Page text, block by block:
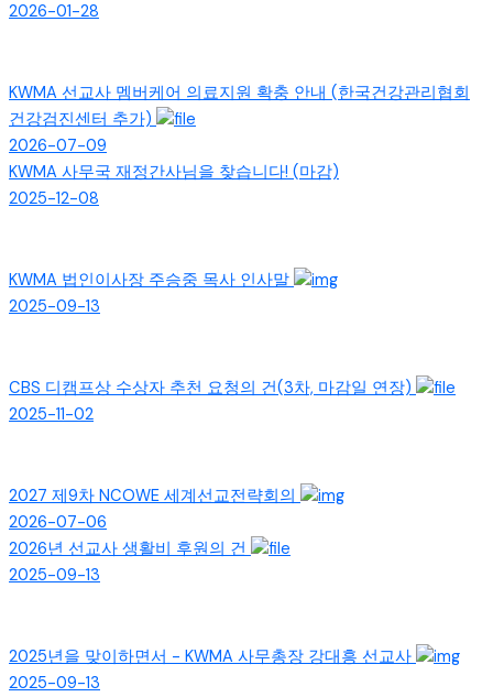
2026-01-28
KWMA 선교사 멤버케어 의료지원 확충 안내 (한국건강관리협회
건강검진센터 추가)
2026-07-09
KWMA 사무국 재정간사님을 찾습니다! (마감)
2025-12-08
KWMA 법인이사장 주승중 목사 인사말
2025-09-13
CBS 디캠프상 수상자 추천 요청의 건(3차, 마감일 연장)
2025-11-02
2027 제9차 NCOWE 세계선교전략회의
2026-07-06
2026년 선교사 생활비 후원의 건
2025-09-13
2025년을 맞이하면서 - KWMA 사무총장 강대흥 선교사
2025-09-13